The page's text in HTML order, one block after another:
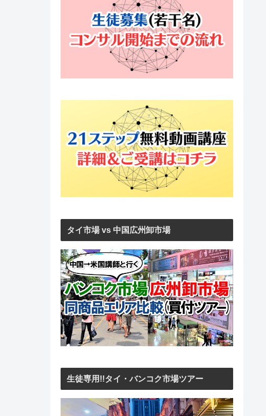
タイ市場 vs 中国広州卸市場
生徒専用!!タイ・バンコク市場ツアー